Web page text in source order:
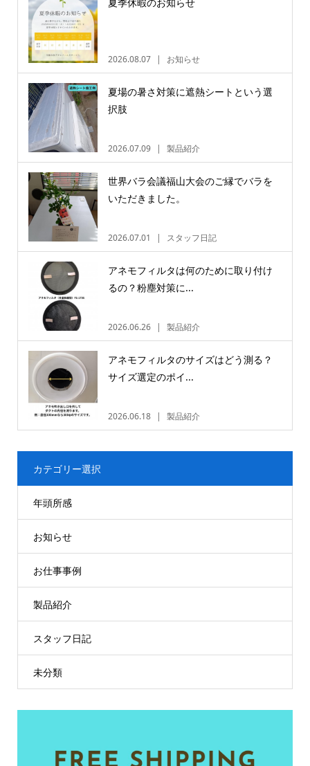
夏季休暇のお知らせ
2026.08.07 お知らせ
夏場の暑さ対策に遮熱シートという選
択肢
2026.07.09 製品紹介
世界バラ会議福山大会のご縁でバラを
いただきました。
2026.07.01 スタッフ日記
アネモフィルタは何のために取り付け
るの？粉塵対策に...
2026.06.26 製品紹介
アネモフィルタのサイズはどう測る？
サイズ選定のポイ...
2026.06.18 製品紹介
カテゴリー選択
年頭所感
お知らせ
お仕事事例
製品紹介
スタッフ日記
未分類